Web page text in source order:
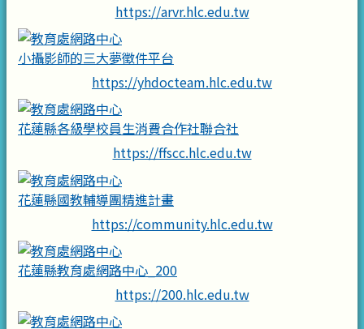
https://arvr.hlc.edu.tw
小攝影師的三大夢徵件平台
https://yhdocteam.hlc.edu.tw
花蓮縣各級學校員生消費合作社聯合社
https://ffscc.hlc.edu.tw
花蓮縣國教輔導團精進計畫
https://community.hlc.edu.tw
花蓮縣教育處網路中心_200
https://200.hlc.edu.tw